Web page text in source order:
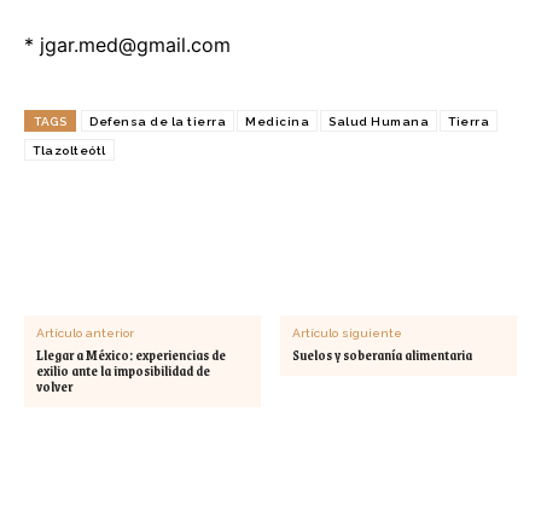
* jgar.med@gmail.com
TAGS Defensa de la tierra Medicina Salud Humana Tierra
Tlazolteótl
Artículo anterior
Llegar a México: experiencias de
exilio ante la imposibilidad de
volver
Artículo siguiente
Suelos y soberanía alimentaria